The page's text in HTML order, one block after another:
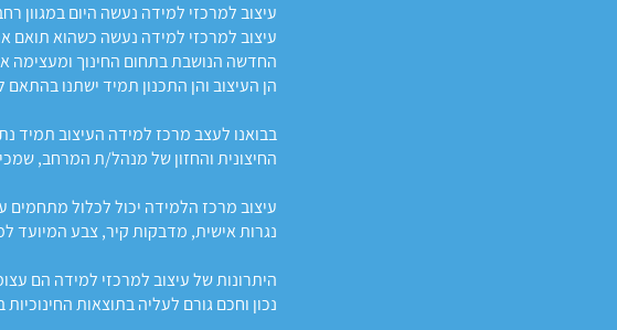
עיצוב למרכזי למידה נעשה היום
עיצוב למרכזי למידה נעשה כשהוא תואם
החדשה הנושבת בתחום החינוך ומעצימה
הן העיצוב והן התכנון תמיד ישתנו
בבואנו לעצב מרכז למידה העיצוב תמיד
החיצונית והחזון של מנהל/ת המרחב,
עיצוב מרכז הלמידה יכול לכלול מתחמים
נגרות אישית, מדבקות קיר, צבע המיועד
היתרונות של עיצוב למרכזי למידה הם
נכון וחכם גורם לעליה בתוצאות